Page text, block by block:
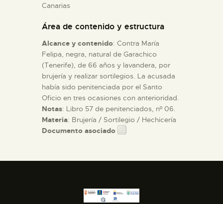
ESPAÑOL
Canarias
Área de contenido y estructura
Alcance y contenido: Contra María
Felipa, negra, natural de Garachico
(Tenerife), de 66 años y lavandera, por
brujería y realizar sortilegios. La acusada
había sido penitenciada por el Santo
Oficio en tres ocasiones con anterioridad.
Notas: Libro 57 de penitenciados, nº 06.
Materia: Brujería / Sortilegio / Hechicería
Documento asociado